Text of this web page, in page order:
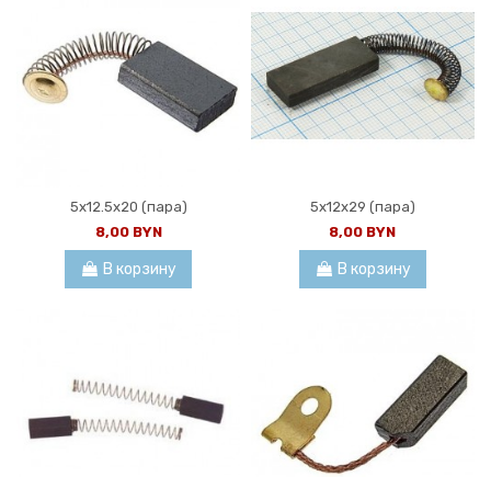
5x12.5x20 (пара)
8,00 BYN
В корзину
5x12x29 (пара)
8,00 BYN
В корзину